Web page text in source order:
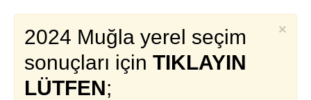
×
2024 Muğla yerel seçim
sonuçları için TIKLAYIN
LÜTFEN;